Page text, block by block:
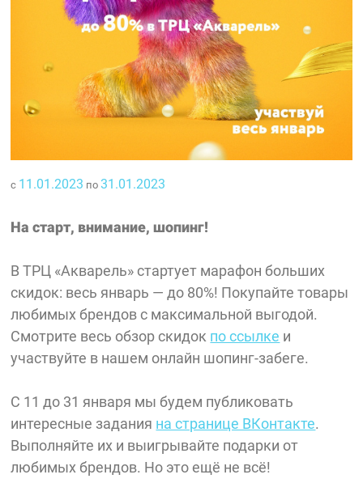
с 11.01.2023 по31.01.2023
На старт, внимание, шопинг!
В ТРЦ «Акварель» стартует марафон больших
скидок: весь январь — до 80%! Покупайте товары
любимых брендов с максимальной выгодой.
Смотрите весь обзор скидок по ссылке и
участвуйте в нашем онлайн шопинг-забеге.
С 11 до 31 января мы будем публиковать
интересные задания на странице ВКонтакте.
Выполняйте их и выигрывайте подарки от
любимых брендов. Но это ещё не всё!